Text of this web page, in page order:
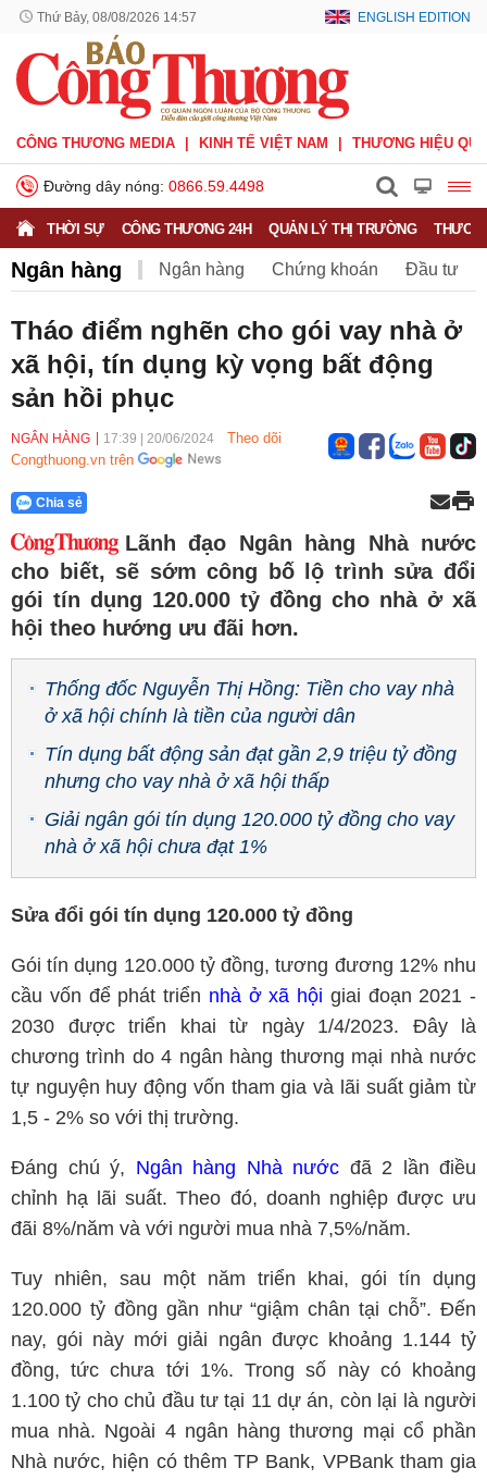
Thứ Bảy, 08/08/2026 14:57 ENGLISH EDITION
CÔNG THƯƠNG MEDIA KINH TẾ VIỆT NAM THƯƠNG HIỆU
Đường dây nóng: 0866.59.4498
THỜI SỰ CÔNG THƯƠNG 24H QUẢN LÝ THỊ TRƯỜNG
Ngân hàng Ngân hàng Chứng khoán Đầu tư
Tháo điểm nghẽn cho gói vay nhà ở
xã hội, tín dụng kỳ vọng bất động
sản hồi phục
NGÂN HÀNG 17:39 20/06/2024
Theo dõi
Congthuong.vn trên
Chia sẻ
Lãnh đạo Ngân hàng Nhà nước
cho biết, sẽ sớm công bố lộ trình sửa đổi
gói tín dụng 120.000 tỷ đồng cho nhà ở xã
hội theo hướng ưu đãi hơn.
Thống đốc Nguyễn Thị Hồng: Tiền cho vay nhà
ở xã hội chính là tiền của người dân
Tín dụng bất động sản đạt gần 2,9 triệu tỷ đồng
nhưng cho vay nhà ở xã hội thấp
Giải ngân gói tín dụng 120.000 tỷ đồng cho vay
nhà ở xã hội chưa đạt 1%
Sửa đổi gói tín dụng 120.000 tỷ đồng
Gói tín dụng 120.000 tỷ đồng, tương đương 12% nhu
cầu vốn để phát triển nhà ở xã hội giai đoạn 2021 -
2030 được triển khai từ ngày 1/4/2023. Đây là
chương trình do 4 ngân hàng thương mại nhà nước
tự nguyện huy động vốn tham gia và lãi suất giảm từ
1,5 - 2% so với thị trường.
Đáng chú ý, Ngân hàng Nhà nước đã 2 lần điều
chỉnh hạ lãi suất. Theo đó, doanh nghiệp được ưu
đãi 8%/năm và với người mua nhà 7,5%/năm.
Tuy nhiên, sau một năm triển khai, gói tín dụng
120.000 tỷ đồng gần như “giậm chân tại chỗ”. Đến
nay, gói này mới giải ngân được khoảng 1.144 tỷ
đồng, tức chưa tới 1%. Trong số này có khoảng
1.100 tỷ cho chủ đầu tư tại 11 dự án, còn lại là người
mua nhà. Ngoài 4 ngân hàng thương mại cổ phần
Nhà nước, hiện có thêm TP Bank, VPBank tham gia